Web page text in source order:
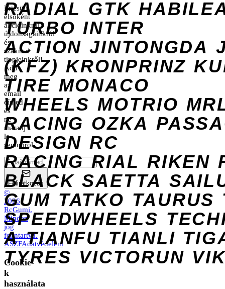
RADIAL GTK
TURBO INTER
ACTION JINTONGDA
(KFZ) KRONPRINZ
TIRE MONACO
WHEELS MOTRIO
RACING OZKA
DESIGN RC
RACING RIAL RIKEN
BLACK SAETTA
GUM TATKO TAURUS
SPEEDWHEELS
A TIANFU TIANLI
TYRES VICTORUN
Értesülj
elsőként
akcióinkról,
újdonságainkról
és
szakmai
tippjeinkről!
Add
meg
az
email
címed
és
ne
maradj
le
semmiről.
Feliratkozás
©
2026
RcGumi.
Minden
jog
fenntartva.
ÁSZFAdatvédelem
Cookie-
k
használata